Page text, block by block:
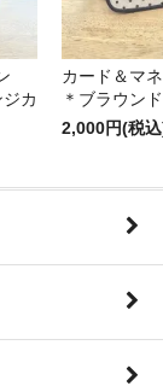
カ
カード＆マ
＊ブラウン
2,000円(税